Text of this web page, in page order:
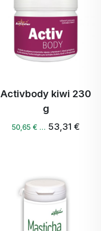
Activbody kiwi 230
g
50,65 € … 53,31 €